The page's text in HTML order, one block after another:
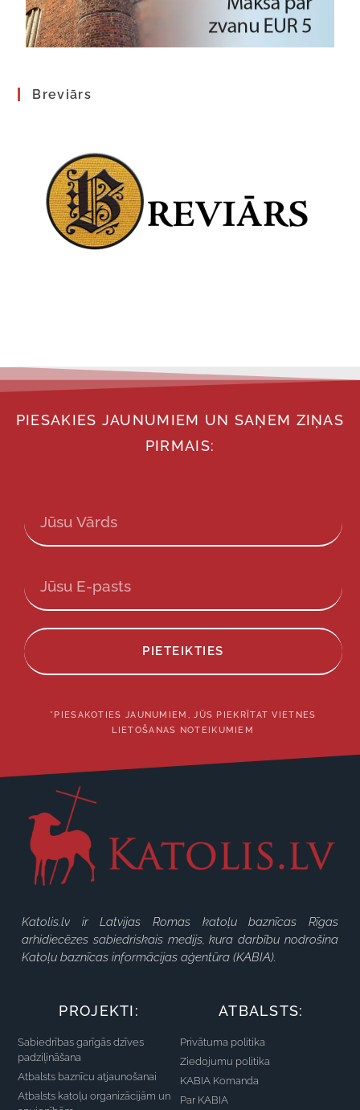
Breviārs
PIESAKIES JAUNUMIEM UN SAŅEM ZIŅAS
PIRMAIS:
PIETEIKTIES
*PIESAKOTIES JAUNUMIEM, JŪS PIEKRĪTAT VIETNES
LIETOŠANAS NOTEIKUMIEM
Katolis.lv ir Latvijas Romas katoļu baznīcas Rīgas
arhidiecēzes sabiedriskais medijs, kura darbību nodrošina
Katoļu baznīcas informācijas aģentūra (KABIA).
PROJEKTI:
Sabiedrības garīgās dzīves
padziļināšana
Atbalsts baznīcu atjaunošanai
Atbalsts katoļu organizācijām un
ATBALSTS:
Privātuma politika
Ziedojumu politika
KABIA Komanda
Par KABIA